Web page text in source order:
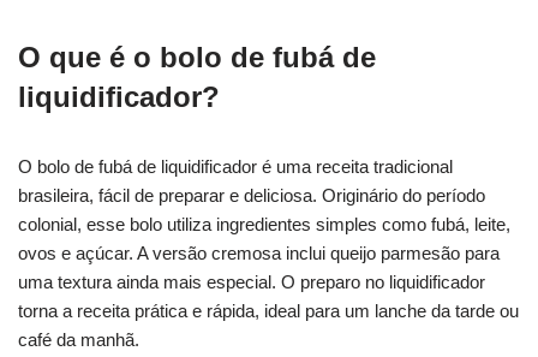
O que é o bolo de fubá de
liquidificador?
O bolo de fubá de liquidificador é uma receita tradicional
brasileira, fácil de preparar e deliciosa. Originário do período
colonial, esse bolo utiliza ingredientes simples como fubá, leite,
ovos e açúcar. A versão cremosa inclui queijo parmesão para
uma textura ainda mais especial. O preparo no liquidificador
torna a receita prática e rápida, ideal para um lanche da tarde ou
café da manhã.